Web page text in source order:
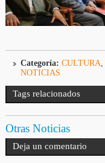
Categoría: CULTURA,
NOTICIAS
Tags relacionados
Otras Noticias
Deja un comentario